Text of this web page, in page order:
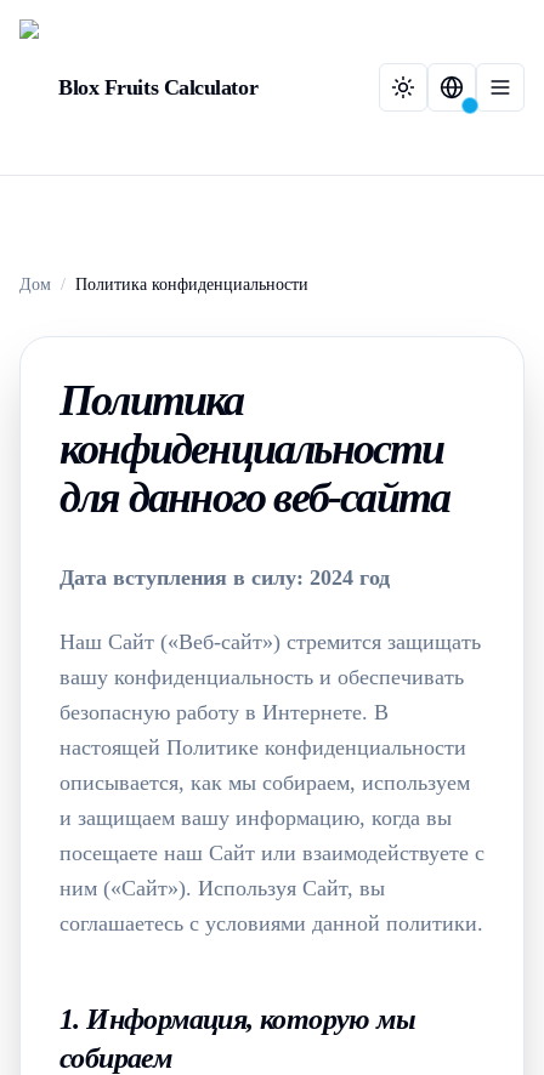
Blox Fruits Calculator
Дом / Политика конфиденциальности
Политика
конфиденциальности
для данного веб-сайта
Дата вступления в силу: 2024 год
Наш Сайт («Веб-сайт») стремится защищать
вашу конфиденциальность и обеспечивать
безопасную работу в Интернете. В
настоящей Политике конфиденциальности
описывается, как мы собираем, используем
и защищаем вашу информацию, когда вы
посещаете наш Сайт или взаимодействуете с
ним («Сайт»). Используя Сайт, вы
соглашаетесь с условиями данной политики.
1. Информация, которую мы
собираем